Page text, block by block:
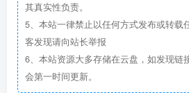
其真实性负责。
5、本站一律禁止以任何方式发布或转载
客发现请向站长举报
6、本站资源大多存储在云盘，如发现链
会第一时间更新。